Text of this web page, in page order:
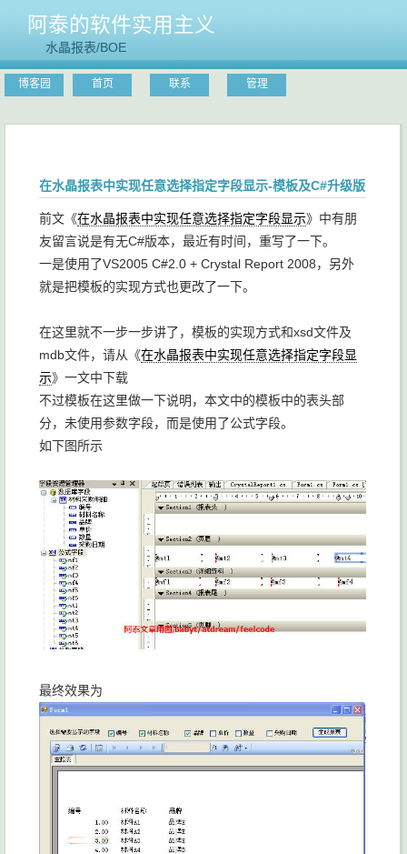
阿泰的软件实用主义
水晶报表/BOE
博客园 首页 联系 管理
在水晶报表中实现任意选择指定字段显示-模板及C#升级版
前文《在水晶报表中实现任意选择指定字段显示》中有朋
友留言说是有无C#版本，最近有时间，重写了一下。
一是使用了VS2005 C#2.0 + Crystal Report 2008，另外
就是把模板的实现方式也更改了一下。
在这里就不一步一步讲了，模板的实现方式和xsd文件及
mdb文件，请从《在水晶报表中实现任意选择指定字段显
示》一文中下载
不过模板在这里做一下说明，本文中的模板中的表头部
分，未使用参数字段，而是使用了公式字段。
如下图所示
最终效果为